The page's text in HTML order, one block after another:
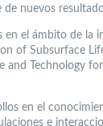
de nuevos
en el ámbito de la
of Subsurface
and Technology
en el
e